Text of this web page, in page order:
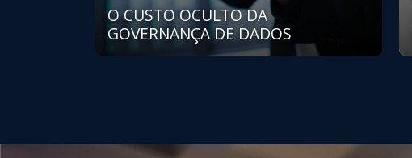
O CUSTO OCULTO DA
GOVERNANÇA DE DADOS